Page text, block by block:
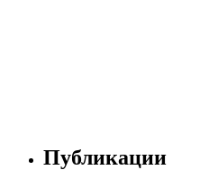
Публикации